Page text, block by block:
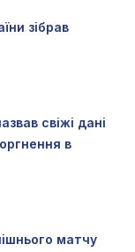
зібрав
свіжі дані
в
матчу